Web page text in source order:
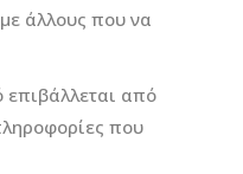
άλλους που να
επιβάλλεται από
που